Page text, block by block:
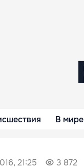
В мире
21:25 3 872